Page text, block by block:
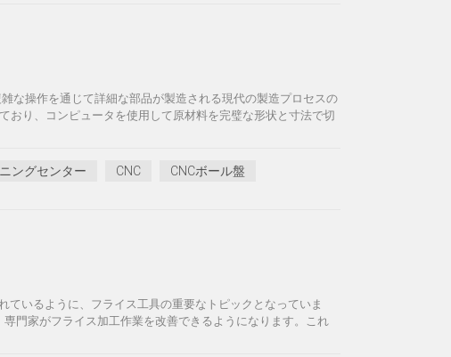
な操作を通じて詳細な部品が製造される現代の製造プロセスの
おり、コンピュータを使用して原材料を完璧な形状と寸法で切
ングセンター CNC CNCボール盤
いるように、フライス工具の重要なトピックとなっていま
門家がフライス加工作業を改善できるようになります。これ